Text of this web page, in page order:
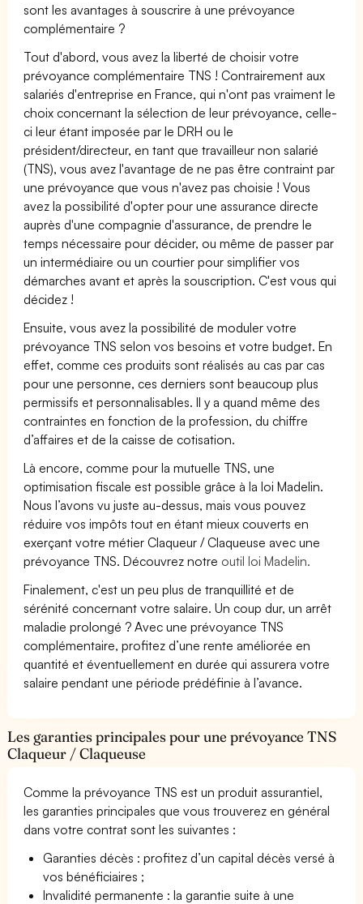
sont les avantages à souscrire à une prévoyance
complémentaire ?
Tout d'abord, vous avez la liberté de choisir votre
prévoyance complémentaire TNS ! Contrairement aux
salariés d'entreprise en France, qui n'ont pas vraiment le
choix concernant la sélection de leur prévoyance, celle-
ci leur étant imposée par le DRH ou le
président/directeur, en tant que travailleur non salarié
(TNS), vous avez l'avantage de ne pas être contraint par
une prévoyance que vous n'avez pas choisie ! Vous
avez la possibilité d'opter pour une assurance directe
auprès d'une compagnie d'assurance, de prendre le
temps nécessaire pour décider, ou même de passer par
un intermédiaire ou un courtier pour simplifier vos
démarches avant et après la souscription. C'est vous qui
décidez !
Ensuite, vous avez la possibilité de moduler votre
prévoyance TNS selon vos besoins et votre budget. En
effet, comme ces produits sont réalisés au cas par cas
pour une personne, ces derniers sont beaucoup plus
permissifs et personnalisables. Il y a quand même des
contraintes en fonction de la profession, du chiffre
d’affaires et de la caisse de cotisation.
Là encore, comme pour la mutuelle TNS, une
optimisation fiscale est possible grâce à la loi Madelin.
Nous l’avons vu juste au-dessus, mais vous pouvez
réduire vos impôts tout en étant mieux couverts en
exerçant votre métier Claqueur / Claqueuse avec une
prévoyance TNS. Découvrez notre outil loi Madelin.
Finalement, c'est un peu plus de tranquillité et de
sérénité concernant votre salaire. Un coup dur, un arrêt
maladie prolongé ? Avec une prévoyance TNS
complémentaire, profitez d’une rente améliorée en
quantité et éventuellement en durée qui assurera votre
salaire pendant une période prédéfinie à l’avance.
Les garanties principales pour une prévoyance TNS
Claqueur / Claqueuse
Comme la prévoyance TNS est un produit assurantiel,
les garanties principales que vous trouverez en général
dans votre contrat sont les suivantes :
Garanties décès : profitez d’un capital décès versé à
vos bénéficiaires ;
Invalidité permanente : la garantie suite à une